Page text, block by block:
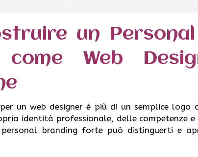
un
come Web
un web designer è più di un semplice
identità professionale, delle competenze
branding forte può distinguerti e